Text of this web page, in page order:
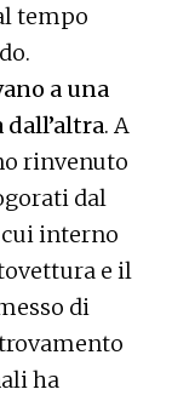
tempo
a una
. A
rinvenuto
dal
interno
e il
di
ha